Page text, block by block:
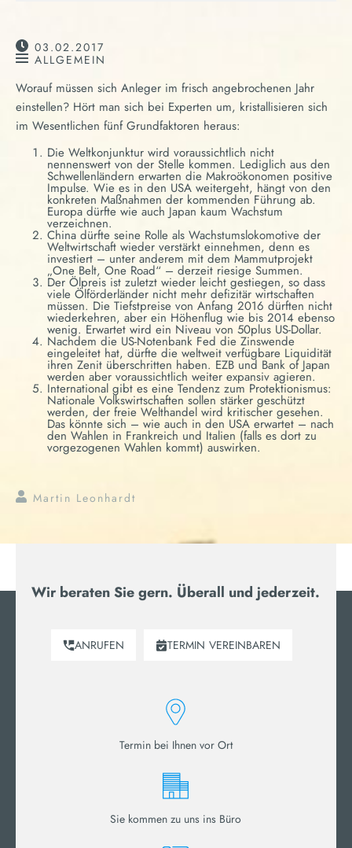
03.02.2017
ALLGEMEIN
Worauf müssen sich Anleger im frisch angebrochenen Jahr
einstellen? Hört man sich bei Experten um, kristallisieren sich
im Wesentlichen fünf Grundfaktoren heraus:
Die Weltkonjunktur wird voraussichtlich nicht
nennenswert von der Stelle kommen. Lediglich aus den
Schwellenländern erwarten die Makroökonomen positive
Impulse. Wie es in den USA weitergeht, hängt von den
konkreten Maßnahmen der kommenden Führung ab.
Europa dürfte wie auch Japan kaum Wachstum
verzeichnen.
China dürfte seine Rolle als Wachstumslokomotive der
Weltwirtschaft wieder verstärkt einnehmen, denn es
investiert – unter anderem mit dem Mammutprojekt
„One Belt, One Road“ – derzeit riesige Summen.
Der Ölpreis ist zuletzt wieder leicht gestiegen, so dass
viele Ölförderländer nicht mehr defizitär wirtschaften
müssen. Die Tiefstpreise von Anfang 2016 dürften nicht
wiederkehren, aber ein Höhenflug wie bis 2014 ebenso
wenig. Erwartet wird ein Niveau von 50plus US-Dollar.
Nachdem die US-Notenbank Fed die Zinswende
eingeleitet hat, dürfte die weltweit verfügbare Liquidität
ihren Zenit überschritten haben. EZB und Bank of Japan
werden aber voraussichtlich weiter expansiv agieren.
International gibt es eine Tendenz zum Protektionismus:
Nationale Volkswirtschaften sollen stärker geschützt
werden, der freie Welthandel wird kritischer gesehen.
Das könnte sich – wie auch in den USA erwartet – nach
den Wahlen in Frankreich und Italien (falls es dort zu
vorgezogenen Wahlen kommt) auswirken.
Martin Leonhardt
Wir beraten Sie gern. Überall und jederzeit.
ANRUFEN TERMIN VEREINBAREN
Termin bei Ihnen vor Ort
Sie kommen zu uns ins Büro